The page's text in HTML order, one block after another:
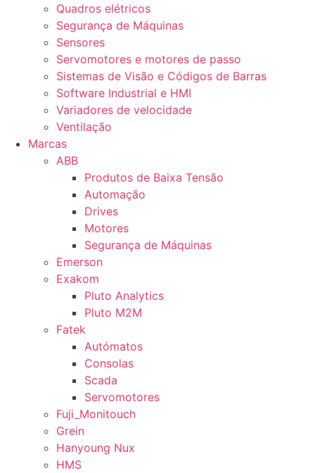
Quadros elétricos
Segurança de Máquinas
Sensores
Servomotores e motores de passo
Sistemas de Visão e Códigos de Barras
Software Industrial e HMI
Variadores de velocidade
Ventilação
Marcas
ABB
Produtos de Baixa Tensão
Automação
Drives
Motores
Segurança de Máquinas
Emerson
Exakom
Pluto Analytics
Pluto M2M
Fatek
Autómatos
Consolas
Scada
Servomotores
Fuji_Monitouch
Grein
Hanyoung Nux
HMS